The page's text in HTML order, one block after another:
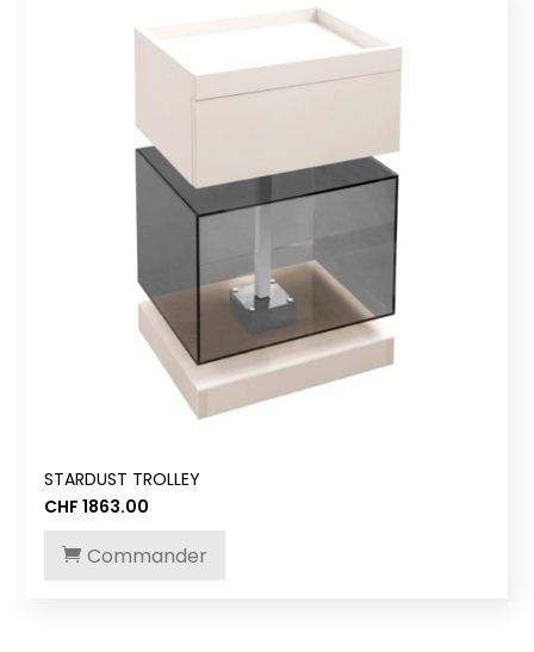
STARDUST TROLLEY
CHF 1863.00
Commander